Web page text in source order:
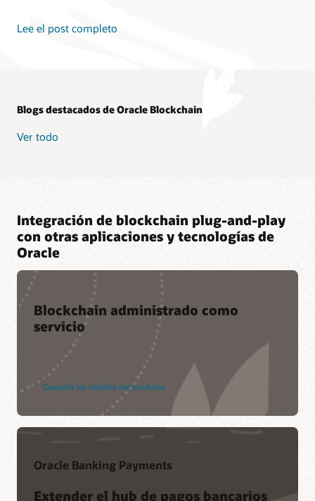
Lee el post completo
Blogs destacados de Oracle Blockchain
Ver todo
Integración de blockchain plug-and-play
con otras aplicaciones y tecnologías de
Oracle
Blockchain administrado como
servicio
Consulta los detalles del producto
Oracle Banking Payments
Extender el hub de pagos bancarios